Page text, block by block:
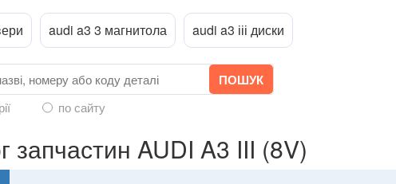
audi a3 3 магнитола audi a3 ііі диски
по сайту
запчастин AUDI A3 III (8V)